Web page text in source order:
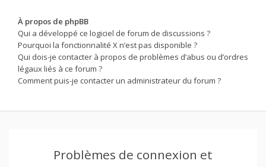
À propos de phpBB
Qui a développé ce logiciel de forum de discussions ?
Pourquoi la fonctionnalité X n’est pas disponible ?
Qui dois-je contacter à propos de problèmes d’abus ou d’ordres
légaux liés à ce forum ?
Comment puis-je contacter un administrateur du forum ?
Problèmes de connexion et